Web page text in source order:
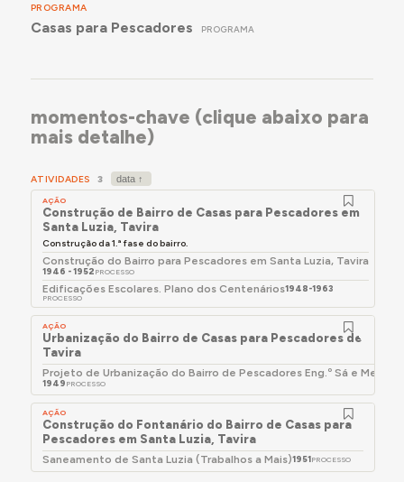
Os dois blocos implantados mais a poente, que
definem o eixo viário de entrada no bairro, têm
PROGRAMA
Casas para Pescadores PROGRAMA
momentos-chave (clique abaixo para
mais detalhe)
ATIVIDADES 3
AÇÃO
Construção de Bairro de Casas para Pescadores em
Santa Luzia, Tavira
Construção da 1.ª fase do bairro.
Construção do Bairro para Pescadores em Santa Luzia, Tavira
1946 - 1952 PROCESSO
Edificações Escolares. Plano dos Centenários1948-1963
PROCESSO
AÇÃO
Urbanização do Bairro de Casas para Pescadores de Santa
Tavira
Projeto de Urbanização do Bairro de Pescadores Eng.º Sá e Melo
1949 PROCESSO
AÇÃO
Construção do Fontanário do Bairro de Casas para
Pescadores em Santa Luzia, Tavira
Saneamento de Santa Luzia (Trabalhos a Mais)1951 PROCESSO